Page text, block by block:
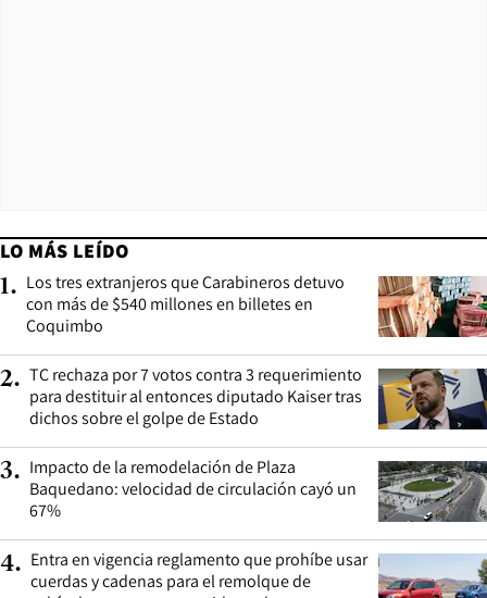
LO MÁS LEÍDO
1. Los tres extranjeros que Carabineros detuvo
con más de $540 millones en billetes en
Coquimbo
2. TC rechaza por 7 votos contra 3 requerimiento
para destituir al entonces diputado Kaiser tras
dichos sobre el golpe de Estado
3. Impacto de la remodelación de Plaza
Baquedano: velocidad de circulación cayó un
67%
4. Entra en vigencia reglamento que prohíbe usar
cuerdas y cadenas para el remolque de